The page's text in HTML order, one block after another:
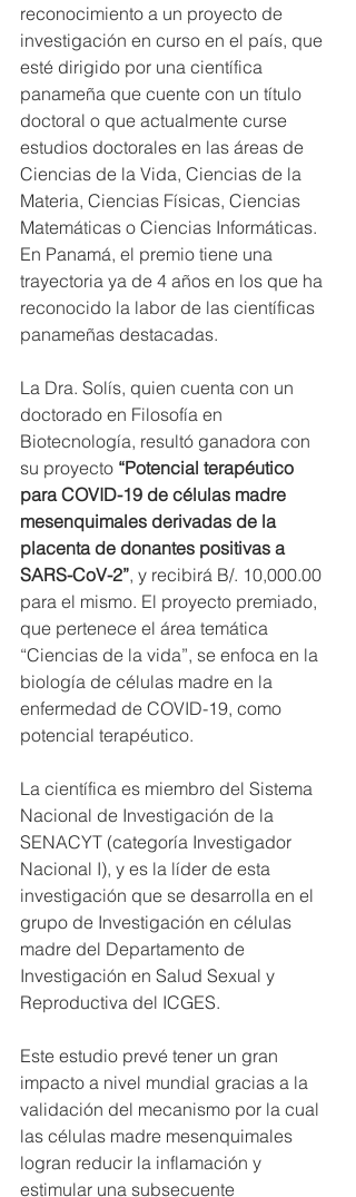
reconocimiento a un proyecto de
investigación en curso en el país, que
esté dirigido por una científica
panameña que cuente con un título
doctoral o que actualmente curse
estudios doctorales en las áreas de
Ciencias de la Vida, Ciencias de la
Materia, Ciencias Físicas, Ciencias
Matemáticas o Ciencias Informáticas.
En Panamá, el premio tiene una
trayectoria ya de 4 años en los que ha
reconocido la labor de las científicas
panameñas destacadas.
La Dra. Solís, quien cuenta con un
doctorado en Filosofía en
Biotecnología, resultó ganadora con
su proyecto “Potencial terapéutico
para COVID-19 de células madre
mesenquimales derivadas de la
placenta de donantes positivas a
SARS-CoV-2”, y recibirá B/. 10,000.00
para el mismo. El proyecto premiado,
que pertenece el área temática
“Ciencias de la vida”, se enfoca en la
biología de células madre en la
enfermedad de COVID-19, como
potencial terapéutico.
La científica es miembro del Sistema
Nacional de Investigación de la
SENACYT (categoría Investigador
Nacional I), y es la líder de esta
investigación que se desarrolla en el
grupo de Investigación en células
madre del Departamento de
Investigación en Salud Sexual y
Reproductiva del ICGES.
Este estudio prevé tener un gran
impacto a nivel mundial gracias a la
validación del mecanismo por la cual
las células madre mesenquimales
logran reducir la inflamación y
estimular una subsecuente